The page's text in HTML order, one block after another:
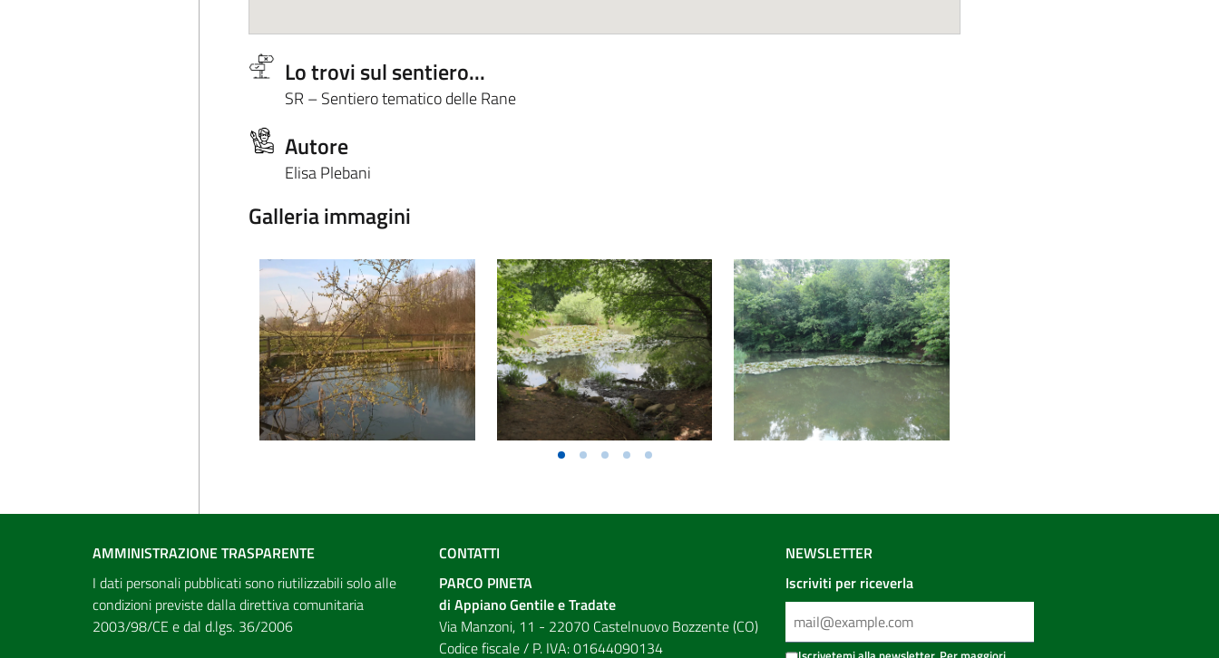
Lo trovi sul sentiero...
SR – Sentiero tematico delle Rane
Autore
Elisa Plebani
Galleria immagini
AMMINISTRAZIONE TRASPARENTE
I dati personali pubblicati sono riutilizzabili solo alle
condizioni previste dalla direttiva comunitaria
2003/98/CE e dal d.lgs. 36/2006
CONTATTI
PARCO PINETA
di Appiano Gentile e Tradate
Via Manzoni, 11 - 22070 Castelnuovo Bozzente (CO)
Codice fiscale / P. IVA: 01644090134
NEWSLETTER
Iscriviti per riceverla